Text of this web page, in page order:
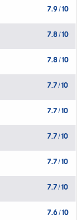
7.9 /10
7.8 /10
7.8/10
7.7/10
7.7/10
7.7/10
7.7/10
7.7/10
7.6 /10